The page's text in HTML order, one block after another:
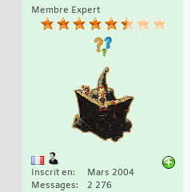
Membre Expert
Inscrit en
Mars 2004
Messages
2 276